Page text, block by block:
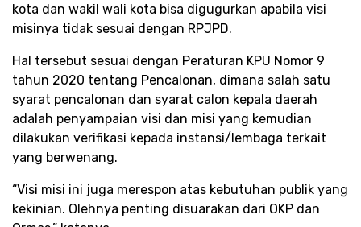
kota dan wakil wali kota bisa digugurkan apabila visi
misinya tidak sesuai dengan RPJPD.
Hal tersebut sesuai dengan Peraturan KPU Nomor 9
tahun 2020 tentang Pencalonan, dimana salah satu
syarat pencalonan dan syarat calon kepala daerah
adalah penyampaian visi dan misi yang kemudian
dilakukan verifikasi kepada instansi/lembaga terkait
yang berwenang.
“Visi misi ini juga merespon atas kebutuhan publik yang
kekinian. Olehnya penting disuarakan dari OKP dan